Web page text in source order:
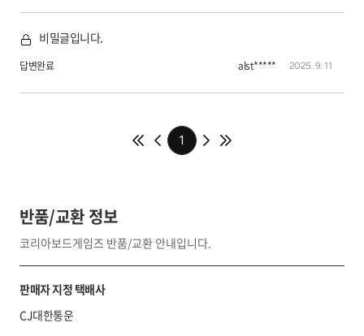
답변완료
비밀글입니다.
alst***** 2025. 9. 11
1
반품/교환 정보
코리아보드게임즈 반품/교환 안내입니다.
판매자 지정 택배사
CJ대한통운